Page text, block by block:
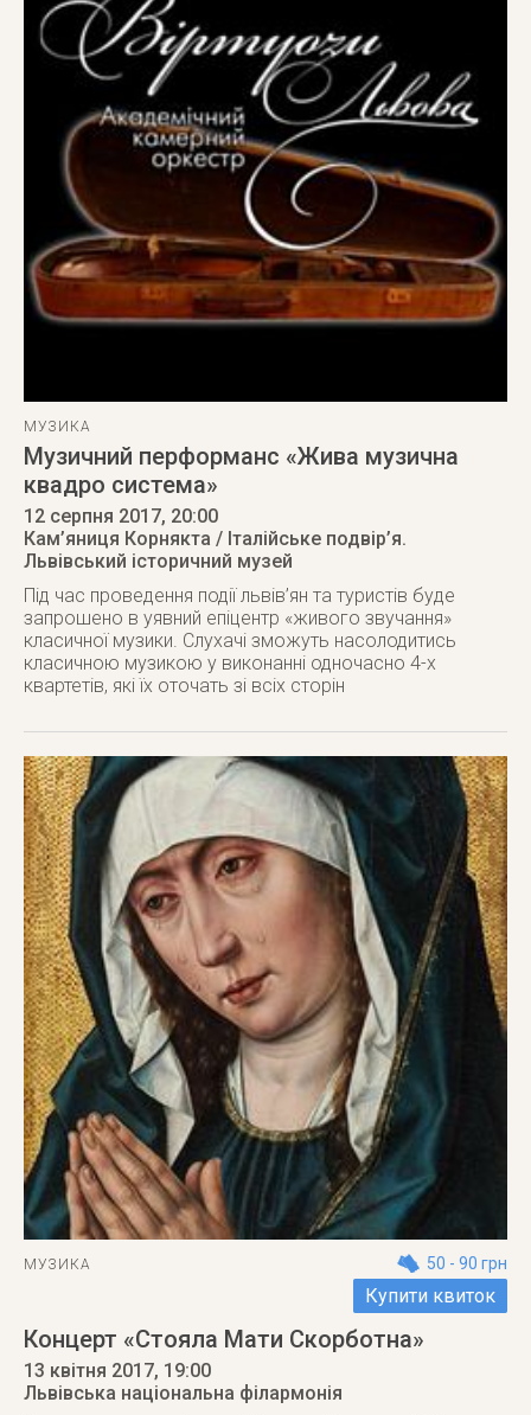
МУЗИКА
Музичний перформанс «Жива музична
квадро система»
12 серпня 2017, 20:00
Кам’яниця Корнякта / Італійське подвір’я.
Львівський історичний музей
Під час проведення події львів’ян та туристів буде
запрошено в уявний епіцентр «живого звучання»
класичної музики. Слухачі зможуть насолодитись
класичною музикою у виконанні одночасно 4-х
квартетів, які їх оточать зі всіх сторін
МУЗИКА 50 - 90 грн
Купити квиток
Концерт «Стояла Мати Скорботна»
13 квітня 2017, 19:00
Львівська національна філармонія